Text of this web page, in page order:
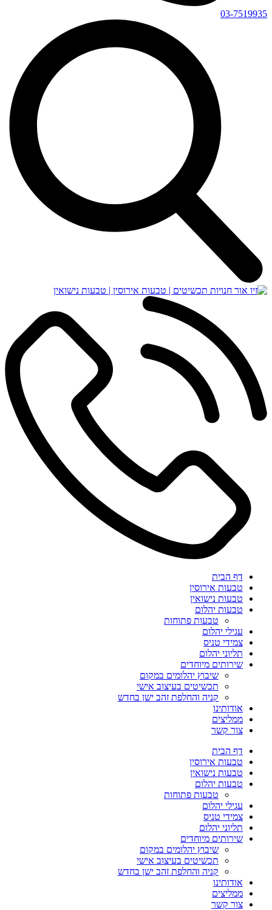
03-7519935
דף הבית
טבעות אירוסין
טבעות נישואין
טבעות יהלום
טבעות פתוחות
עגילי יהלום
צמידי טניס
תליוני יהלום
שירותים מיוחדים
שיבוץ יהלומים במקום
תכשיטים בעיצוב אישי
קניה והחלפת זהב ישן בחדש
אודותינו
ממליצים
צור קשר
דף הבית
טבעות אירוסין
טבעות נישואין
טבעות יהלום
טבעות פתוחות
עגילי יהלום
צמידי טניס
תליוני יהלום
שירותים מיוחדים
שיבוץ יהלומים במקום
תכשיטים בעיצוב אישי
קניה והחלפת זהב ישן בחדש
אודותינו
ממליצים
צור קשר